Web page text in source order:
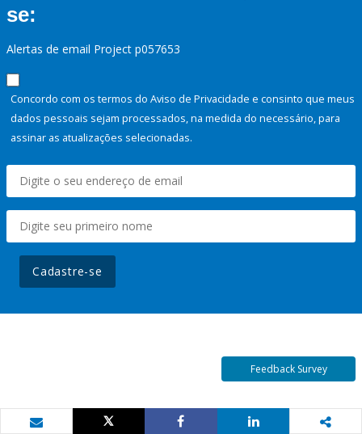
se:
Alertas de email Project p057653
Concordo com os termos do Aviso de Privacidade e consinto que meus
dados pessoais sejam processados, na medida do necessário, para
assinar as atualizações selecionadas.
Cadastre-se
Feedback Survey